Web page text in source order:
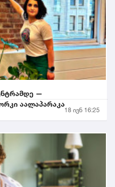
—
აალაპარაკა
18 ივნ 16:25